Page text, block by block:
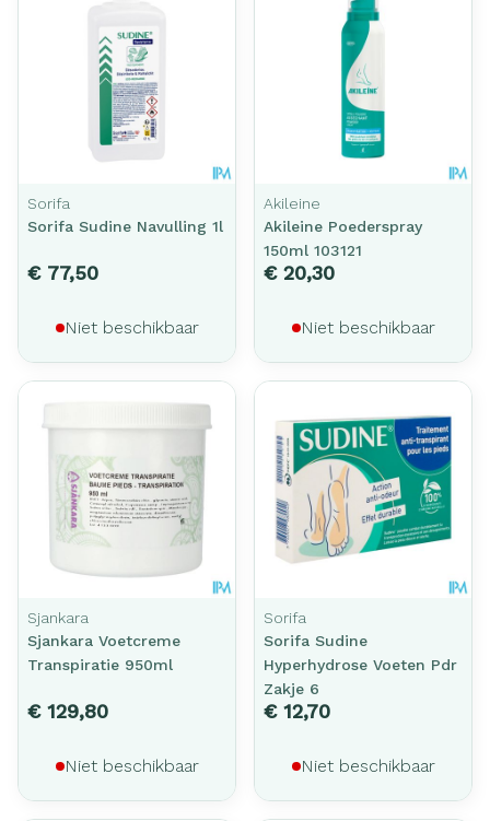
Sorifa
Sorifa Sudine Navulling 1l
€ 77,50
Niet beschikbaar
Akileine
Akileine Poederspray
150ml 103121
€ 20,30
Niet beschikbaar
Sjankara
Sjankara Voetcreme
Transpiratie 950ml
€ 129,80
Niet beschikbaar
Sorifa
Sorifa Sudine
Hyperhydrose Voeten Pdr
Zakje 6
€ 12,70
Niet beschikbaar